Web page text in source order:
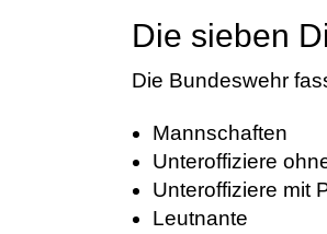
Die sieben
Die Bundeswehr
Mannschaften
Unteroffiziere
Unteroffiziere mit
Leutnante